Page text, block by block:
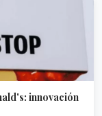
innovación